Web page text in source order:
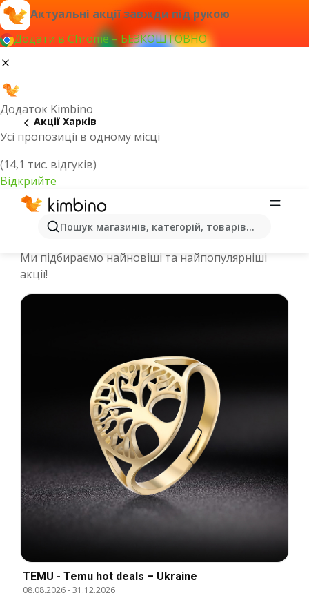
Актуальні акції завжди під рукою
Додати в Chrome – БЕЗКОШТОВНО
Додаток Kimbino
Усі пропозиції в одному місці
(14,1 тис. відгуків)
Відкрийте
Пошук магазинів, категорій, товарів...
Акції Харків
Спеціальні пропозиції та каталоги
Ми підбираємо найновіші та найпопулярніші
акції!
TEMU - Temu hot deals – Ukraine
08.08.2026-31.12.2026